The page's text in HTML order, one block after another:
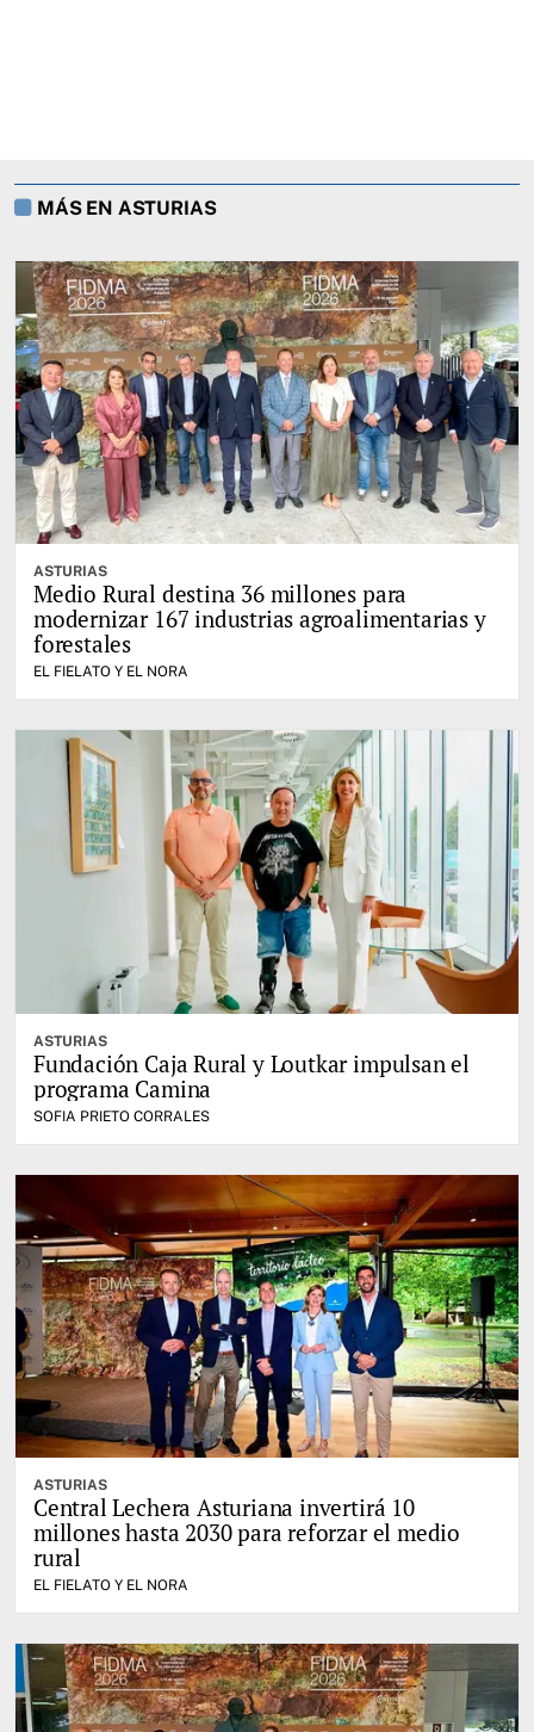
MÁS EN ASTURIAS
ASTURIAS
Medio Rural destina 36 millones para
modernizar 167 industrias agroalimentarias y
forestales
EL FIELATO Y EL NORA
ASTURIAS
Fundación Caja Rural y Loutkar impulsan el
programa Camina
SOFIA PRIETO CORRALES
ASTURIAS
Central Lechera Asturiana invertirá 10
millones hasta 2030 para reforzar el medio
rural
EL FIELATO Y EL NORA